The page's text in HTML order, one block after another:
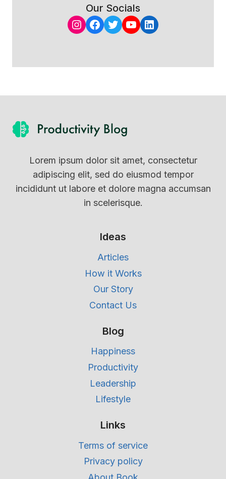
Our Socials
Instagram
Facebook
Twitter
YouTube
LinkedIn
Lorem ipsum dolor sit amet, consectetur
adipiscing elit, sed do eiusmod tempor
incididunt ut labore et dolore magna accumsan
in scelerisque.
Ideas
Articles
How it Works
Our Story
Contact Us
Blog
Happiness
Productivity
Leadership
Lifestyle
Links
Terms of service
Privacy policy